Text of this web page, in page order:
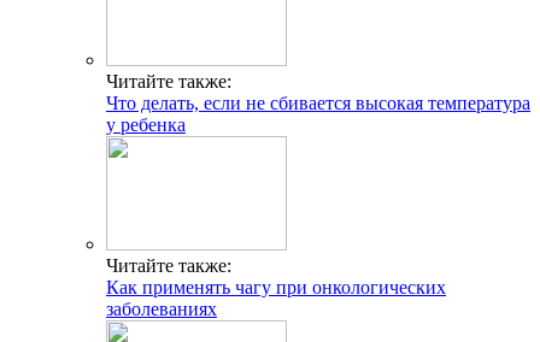
Читайте также:
Что делать, если не сбивается высокая температура
у ребенка
Читайте также:
Как применять чагу при онкологических
заболеваниях